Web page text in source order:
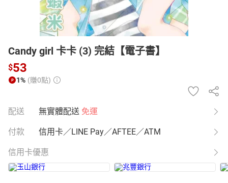
Candy girl 卡卡 (3) 完結【電子書】
$53
1% (賺0點)
配送 無實體配送 免運
付款 信用卡／LINE Pay／AFTEE／ATM
信用卡優惠